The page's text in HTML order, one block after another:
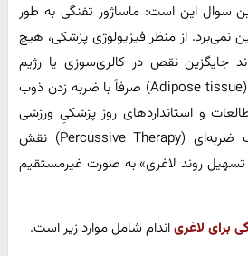
سوال این است: ماساژور تفنگی به طور
نمی‌برد. از منظر فیزیولوژی پزشکی، هیچ
جایگزین نقص در کالری‌سوزی یا رژیم
غذایی شود و بافت چربی (Adipose tissue) صرفاً با ضربه زدن ذوب
و استانداردهای روز پزشکیِ ورزشی
نشان می‌دهند که تکنیک ضربه‌ای (Percussive Therapy) نقش
روند لاغری» به صورت غیرمستقیم
برای لاغریاندام شامل موارد زیر است.